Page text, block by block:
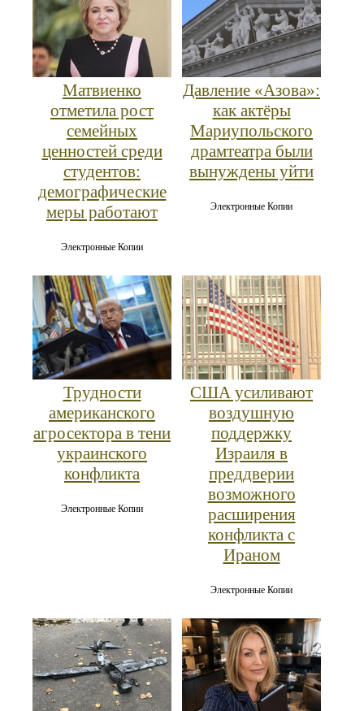
Матвиенко
отметила рост
семейных
ценностей среди
студентов:
демографические
меры работают
Электронные Копии
Давление «Азова»:
как актёры
Мариупольского
драмтеатра были
вынуждены уйти
Электронные Копии
Трудности
американского
агросектора в тени
украинского
конфликта
Электронные Копии
США усиливают
воздушную
поддержку
Израиля в
преддверии
возможного
расширения
конфликта с
Ираном
Электронные Копии